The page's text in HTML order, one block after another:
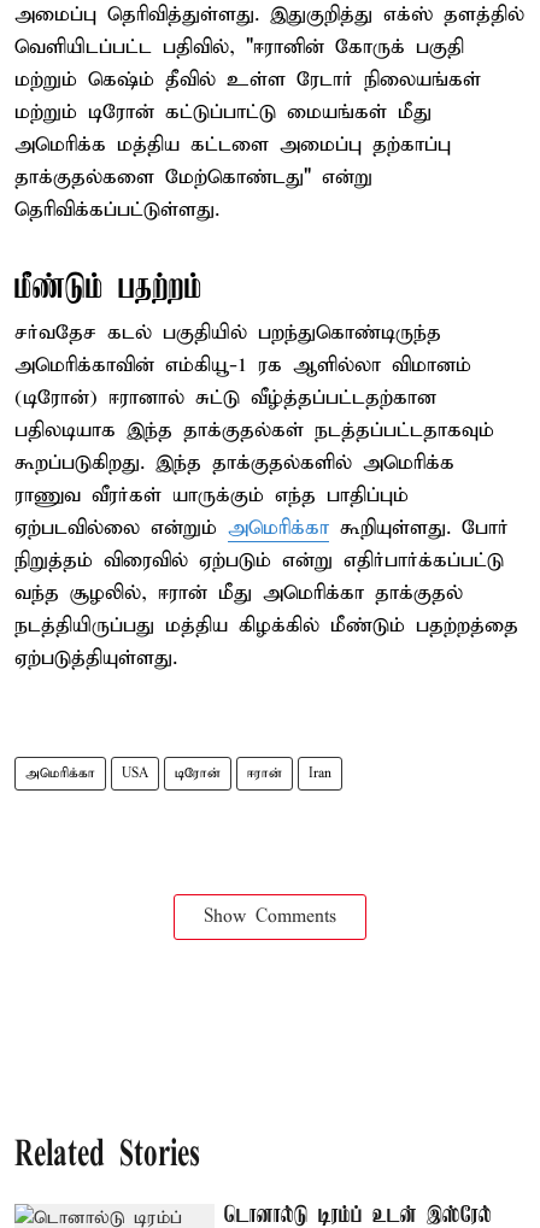
அமைப்பு தெரிவித்துள்ளது. இதுகுறித்து எக்ஸ் தளத்தில்
வெளியிடப்பட்ட பதிவில், "ஈரானின் கோருக் பகுதி
மற்றும் கெஷ்ம் தீவில் உள்ள ரேடார் நிலையங்கள்
மற்றும் டிரோன் கட்டுப்பாட்டு மையங்கள் மீது
அமெரிக்க மத்திய கட்டளை அமைப்பு தற்காப்பு
தாக்குதல்களை மேற்கொண்டது" என்று
தெரிவிக்கப்பட்டுள்ளது.
மீண்டும் பதற்றம்
சர்வதேச கடல் பகுதியில் பறந்துகொண்டிருந்த
அமெரிக்காவின் எம்கியூ-1 ரக ஆளில்லா விமானம்
(டிரோன்) ஈரானால் சுட்டு வீழ்த்தப்பட்டதற்கான
பதிலடியாக இந்த தாக்குதல்கள் நடத்தப்பட்டதாகவும்
கூறப்படுகிறது. இந்த தாக்குதல்களில் அமெரிக்க
ராணுவ வீரர்கள் யாருக்கும் எந்த பாதிப்பும்
ஏற்படவில்லை என்றும் அமெரிக்கா கூறியுள்ளது. போர்
நிறுத்தம் விரைவில் ஏற்படும் என்று எதிர்பார்க்கப்பட்டு
வந்த சூழலில், ஈரான் மீது அமெரிக்கா தாக்குதல்
நடத்தியிருப்பது மத்திய கிழக்கில் மீண்டும் பதற்றத்தை
ஏற்படுத்தியுள்ளது.
அமெரிக்கா USA டிரோன் ஈரான் Iran
Show Comments
Related Stories
டொனால்டு டிரம்ப் உடன் இஸ்ரேல்